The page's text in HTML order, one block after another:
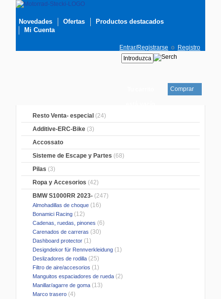
Novedades Ofertas
Productos destacados
Mi Cuenta
Entrar/Registrarse o Registro
Comprar
Resto Venta- especial (24)
Additive-ERC-Bike (3)
Accossato
Sisteme de Escape y Partes (68)
Pilas (3)
Ropa y Accesorios (42)
BMW S1000RR 2023- (247)
Almohadillas de choque (16)
Bonamici Racing (12)
Cadenas, ruedas, pinones (6)
Carenados de carreras (30)
Dashboard protector (1)
Designdekor für Rennverkleidung (1)
Deslizadores de rodilla (25)
Filtro de aire/accesorios (1)
Manguitos espaciadores de rueda (2)
Manillar/agarre de goma (13)
Marco trasero (4)